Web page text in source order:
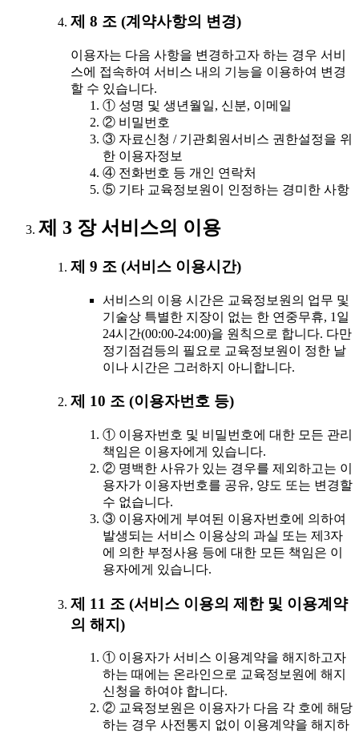
제 8 조 (계약사항의 변경)
이용자는 다음 사항을 변경하고자 하는 경우 서비
스에 접속하여 서비스 내의 기능을 이용하여 변경
할 수 있습니다.
① 성명 및 생년월일, 신분, 이메일
② 비밀번호
③ 자료신청 / 기관회원서비스 권한설정을 위
한 이용자정보
④ 전화번호 등 개인 연락처
⑤ 기타 교육정보원이 인정하는 경미한 사항
제 3 장 서비스의 이용
제 9 조 (서비스 이용시간)
서비스의 이용 시간은 교육정보원의 업무 및
기술상 특별한 지장이 없는 한 연중무휴, 1일
24시간(00:00-24:00)을 원칙으로 합니다. 다만
정기점검등의 필요로 교육정보원이 정한 날
이나 시간은 그러하지 아니합니다.
제 10 조 (이용자번호 등)
① 이용자번호 및 비밀번호에 대한 모든 관리
책임은 이용자에게 있습니다.
② 명백한 사유가 있는 경우를 제외하고는 이
용자가 이용자번호를 공유, 양도 또는 변경할
수 없습니다.
③ 이용자에게 부여된 이용자번호에 의하여
발생되는 서비스 이용상의 과실 또는 제3자
에 의한 부정사용 등에 대한 모든 책임은 이
용자에게 있습니다.
제 11 조 (서비스 이용의 제한 및 이용계약
의 해지)
① 이용자가 서비스 이용계약을 해지하고자
하는 때에는 온라인으로 교육정보원에 해지
신청을 하여야 합니다.
② 교육정보원은 이용자가 다음 각 호에 해당
하는 경우 사전통지 없이 이용계약을 해지하